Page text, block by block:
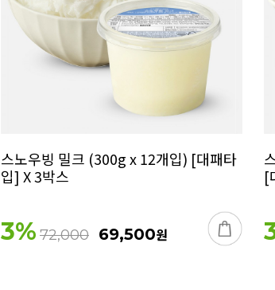
스노우빙 밀크 (300g x 12개입) [대패타
입] X 3박스
3% 72,000 69,500원
[